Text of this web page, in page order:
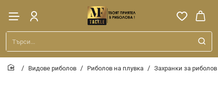
Търси...
Видове риболов Риболов на плувка Захранки за